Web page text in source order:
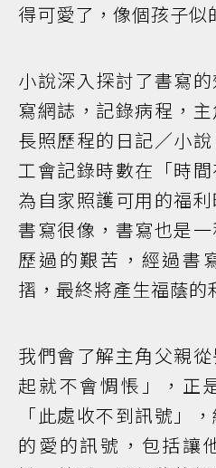
得可愛了，像個孩子似
小說深入探討了書寫
寫網誌，記錄病程，
長照歷程的日記／小
工會記錄時數在「時
為自家照護可用的福
書寫很像，書寫也是
歷過的艱苦，經過書
摺，最終將產生福蔭的
我們會了解主角父親
起就不會惆悵」，正
「此處收不到訊號」
的愛的訊號，包括讓